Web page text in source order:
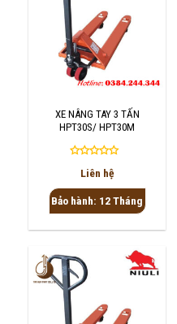
XE NÂNG TAY 3 TẤN
HPT30S/ HPT30M
Được
hạng
0
sao
Liên hệ
Bảo hành: 12 Tháng